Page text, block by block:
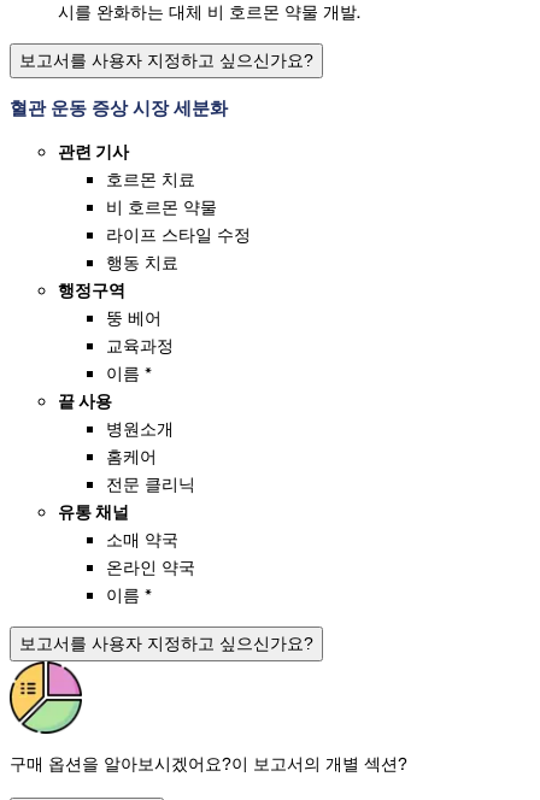
시를 완화하는 대체 비 호르몬 약물 개발.
보고서를 사용자 지정하고 싶으신가요?
혈관 운동 증상 시장 세분화
관련 기사
호르몬 치료
비 호르몬 약물
라이프 스타일 수정
행동 치료
행정구역
뚱 베어
교육과정
이름 *
끝 사용
병원소개
홈케어
전문 클리닉
유통 채널
소매 약국
온라인 약국
이름 *
보고서를 사용자 지정하고 싶으신가요?
구매 옵션을 알아보시겠어요?이 보고서의 개별 섹션?